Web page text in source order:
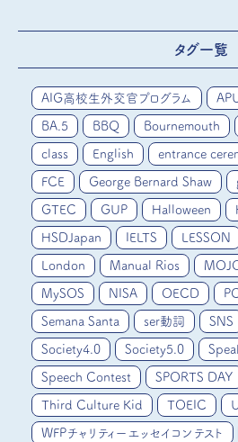
タグ一覧
AIG高校生外交官プログラム
BA.5 BBQ Bournemouth
class English entrance
FCE George Bernard Shaw
GTEC GUP Halloween
HSDJapan IELTS LESSON
London Manual Rios
MySOS NISA OECD
Semana Santa ser動詞 SNS
Society4.0 Society5.0
Speech Contest SPORTS DAY
Third Culture Kid TOEIC
WFPチャリティーエッセイコンテスト